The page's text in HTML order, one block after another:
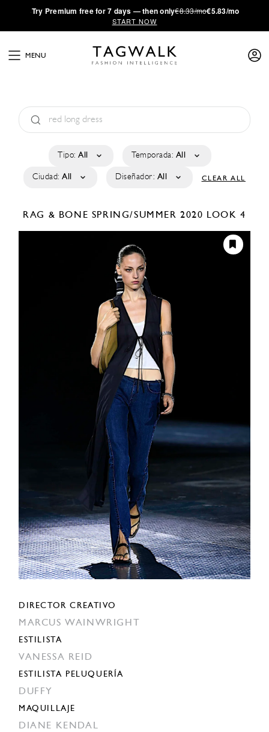
·Try Premium free for 7 days — then only€8.33/mo€5.83/mo
START NOW
MENU
Tipo: All Temporada: All
Ciudad: All Diseñador: All CLEAR ALL
RAG & BONE SPRING/SUMMER 2020 LOOK 4
DIRECTOR CREATIVO
MARCUS WAINWRIGHT
ESTILISTA
VANESSA REID
ESTILISTA PELUQUERÍA
DUFFY
MAQUILLAJE
DIANE KENDAL